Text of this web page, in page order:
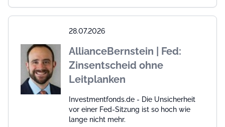
28.07.2026
AllianceBernstein | Fed:
Zinsentscheid ohne
Leitplanken
Investmentfonds.de - Die Unsicherheit
vor einer Fed-Sitzung ist so hoch wie
lange nicht mehr.